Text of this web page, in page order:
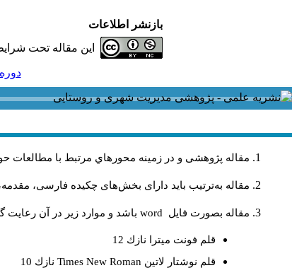
بازنشر اطلاعات
این مقاله تحت
دوره 15، شماره 43 - (
مقاله پژوهشی و در زمینه محورهاي مرتبط با
مقاله به‌ترتیب باید دارای بخش‌های چکیده فارسی،
مقاله بصورت فايل word باشد و موارد زير در آن رعايت
قلم فونت ميترا نازك 12
قلم نوشتار لاتين Times New Roman نازك 10